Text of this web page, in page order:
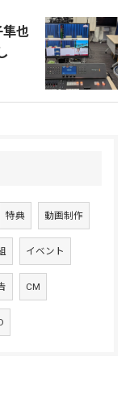
隼也
特典 動画制作
イベント
CM